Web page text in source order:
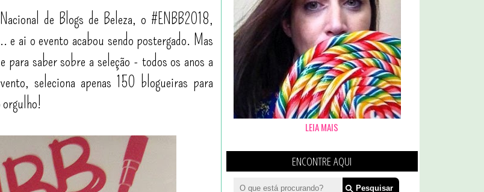
de Blogs de Beleza, o #ENBB2018,
e ai o evento acabou sendo postergado. Mas
para saber sobre a seleção - todos os anos a
seleciona apenas 150 blogueiras para
LEIA MAIS
ENCONTRE AQUI